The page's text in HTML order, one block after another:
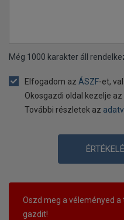
Még 1000 karakter áll
Elfogadom az ÁSZF-et,
Okosgazdi oldal kezelje
További részletek az
Oszd meg a véleményed
gazdit!